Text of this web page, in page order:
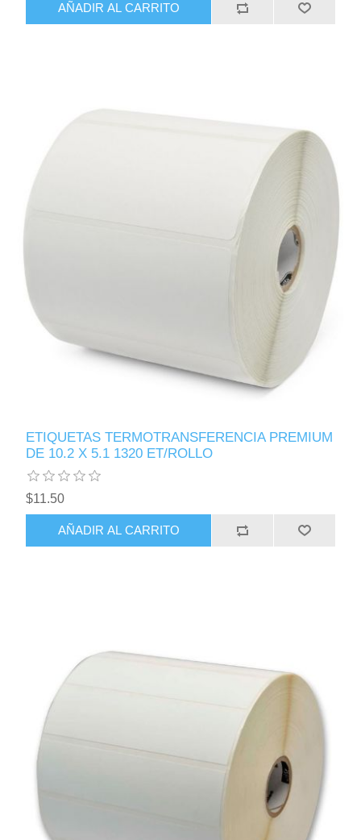
AÑADIR AL CARRITO
ETIQUETAS TERMOTRANSFERENCIA PREMIUM
DE 10.2 X 5.1 1320 ET/ROLLO
$11.50
AÑADIR AL CARRITO